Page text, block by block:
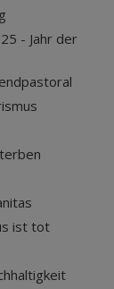
- Jahr der
ist tot